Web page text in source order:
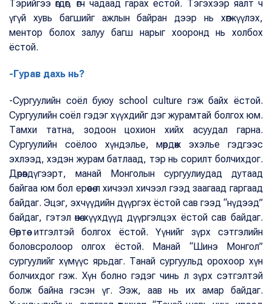
Тэрийгээ өгдөг, өгч чадаад гарах ёстой. Тэгэхээр яалт ч
үгүй хувь багшийг ажлын байран дээр нь хөгжүүлэх,
ментор болох залуу багш нарыг хооронд нь холбох
ёстой.
-Гурав дахь нь?
-Сургуулийн соёл буюу school culture гэж байх ёстой.
Сургуулийн соёл гэдэг хүүхдийг дэг журамтай болгох юм.
Тамхи татна, зодоон цохион хийх асуудал гарна.
Сургуулийн соёлоо хүндэлье, мөрдөж эхэлье гэдгээс
эхлээд, хэдэн журам батлаад, тэр нь сорилт болчихдог.
Дөрөвдүгээрт, манай Монголын сургуулиудад дутаад
байгаа юм бол ерөөсөө л хичээл хичээл гээд заагаад гаргаад
байдаг. Эцэг, эхчүүдийн дүүргэх ёстой сав гээд “нүдээд”
байдаг, гэтэл өнөө хүүхдүүд дүүргэлцэх ёстой сав байдаг.
Өөртөө итгэлтэй болгох ёстой. Үүнийг зүрх сэтгэлийн
боловсролоор олгох ёстой. Манай “Шинэ Монгол”
сургуулийг хүмүүс ярьдаг. Танай сургуульд орохоор хүн
болчихдог гэж. Хүн болно гэдэг чинь л зүрх сэтгэлтэй
болж байна гэсэн үг. Ээж, аав нь их амар байдаг.